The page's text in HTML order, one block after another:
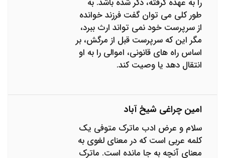
را به عهده گرفته، ذکر شده باشد. به
طور کلی می توان گفت فرزند خوانده
از سرپرست خود نمی تواند ارث ببرد،
مگر این که سرپرست قبل از مرگش، بر
اساس راه های قانونی، اموالی را به او
انتقال دهد یا وصیت کند.
امین چراغی شیخ آباد
سلام و عرض ادب ماترک متوفی یک
کلمه عربی است که در معنای لغوی به
معنای آنچه به جا مانده است. ماترک